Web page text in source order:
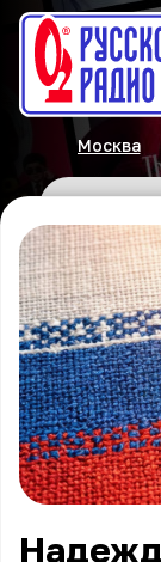
Москва